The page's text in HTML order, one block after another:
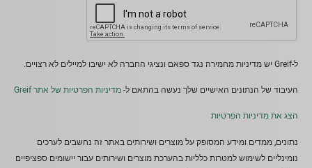
ל-Greif יש מדיניות מחמירה נגד ספאם ונציגי החברה לא ישיבו למיילים לא רצויים.
העיבוד של הנתונים האישיים שלך נעשה בהתאם ל- מדיניות הפרטיות של אתר Greif
הצג את מדיניות הפרטיות
נתונים, ממדים ומידע המסופק על מוצרים ושירותים באתר זה נחשבים לערכים
נומינליים לשימוש למטרות כלליות בהערכת מוצרים ושירותים עבור יישומים ספציפיים